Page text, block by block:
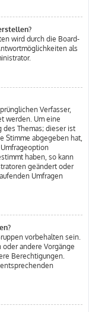
wird durch die Board-
als
Verfasser,
werden. Um eine
des Themas; dieser ist
Stimme abgegeben hat,
haben, so kann
geändert oder
Umfragen
vorbehalten sein.
oder andere Vorgänge
Berechtigungen.